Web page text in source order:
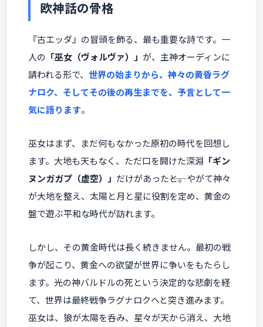
欧神話の骨格
『古エッダ』の冒頭を飾る、最も重要な詩です。一
人の 「巫女（ヴォルヴァ）」 が、主神オーディンに
請われる形で、 世界の始まりから、神々の黄昏ラグ
ナロク、そしてその後の再生までを、予言として一
気に語ります。
巫女はまず、まだ何もなかった原初の時代を回想し
ます。大地も天もなく、ただ口を開けた深淵 「ギン
ヌンガガプ（虚空）」 だけがあった――と。やがて神々
が大地を整え、太陽と月と星に役割を定め、黄金の
盤で遊ぶ平和な時代が訪れます。
しかし、その黄金時代は長く続きません。最初の戦
争が起こり、黄金への欲望が世界に争いをもたらし
ます。光の神バルドルの死という決定的な悲劇を経
て、世界は最終戦争ラグナロクへと突き進みます。
巫女は、狼が太陽を呑み、星々が天から消え、大地